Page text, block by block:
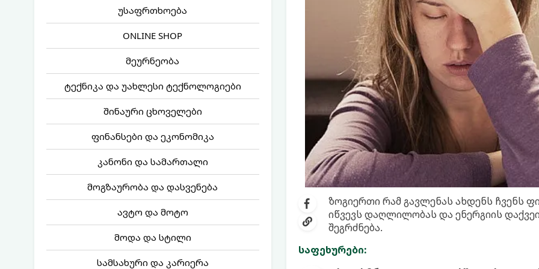
უსაფრთხოება
ONLINE SHOP
მეურნეობა
ტექნიკა და უახლესი ტექნოლოგიები
შინაური ცხოველები
ფინანსები და ეკონომიკა
კანონი და სამართალი
მოგზაურობა და დასვენება
ავტო და მოტო
მოდა და სტილი
სამსახური და კარიერა
ზოგიერთი რამ გავლენას ახდენს ჩვენს
იწვევს დაღლილობას და ენერგიის
შეგრძნება.
საფეხურები: